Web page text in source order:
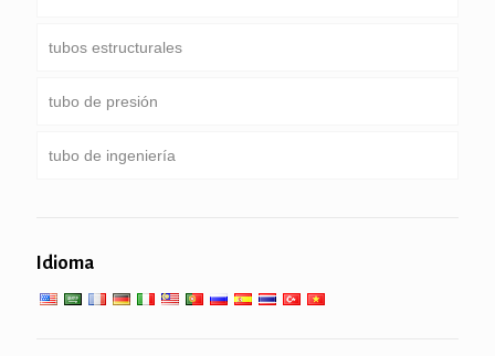
Tubería de perforación
tubería de perforación pesado peso & collar de
ducto común
Servicio especial y recubiertos & tubería revestida
tubos estructurales
Ronda, Plaza & tubo rectangular
Pipa galvanizada
tubo de presión
Caldera, intercambiador de calor, condensador &
tubo de ingeniería
tubo mecánica y precisión
Idioma